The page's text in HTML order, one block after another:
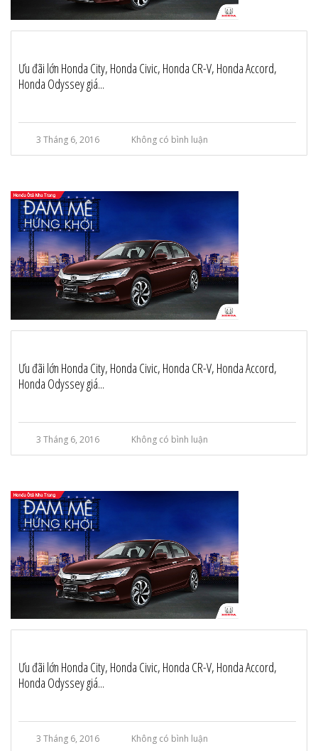
Ưu đãi lớn Honda City, Honda Civic, Honda CR-V, Honda Accord,
Honda Odyssey giá...
3 Tháng 6, 2016 Không có bình luận
Ưu đãi lớn Honda City, Honda Civic, Honda CR-V, Honda Accord,
Honda Odyssey giá...
3 Tháng 6, 2016 Không có bình luận
Ưu đãi lớn Honda City, Honda Civic, Honda CR-V, Honda Accord,
Honda Odyssey giá...
3 Tháng 6, 2016 Không có bình luận